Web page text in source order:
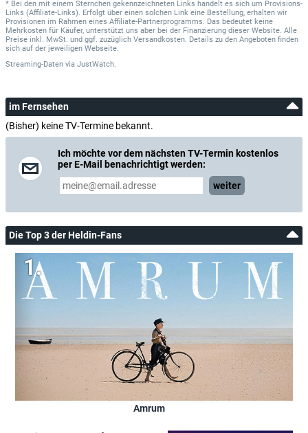
* Bei den mit einem Sternchen gekennzeichneten Links handelt es sich um Provisions-
Links (Affiliate-Links). Erfolgt über einen solchen Link eine Bestellung, erhalten wir
Provisionen im Rahmen eines Affiliate-Partnerprogramms. Das bedeutet keine
Mehrkosten für Käufer, unterstützt uns aber bei der Finanzierung dieser Website. Alle
Preise inkl. MwSt. und ggf. zuzüglich Versandkosten. Details zu den Angeboten finden
sich auf der jeweiligen Webseite.
Streaming-Daten via JustWatch.
im Fernsehen
(Bisher) keine TV-Termine bekannt.
Ich möchte vor dem nächsten TV-Termin kostenlos
per E-Mail benachrichtigt werden:
weiter
Die Top 3 der Heldin-Fans
Amrum